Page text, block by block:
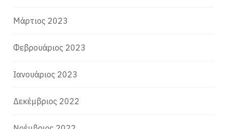
Μάρτιος 2023
Φεβρουάριος 2023
Ιανουάριος 2023
Δεκέμβριος 2022